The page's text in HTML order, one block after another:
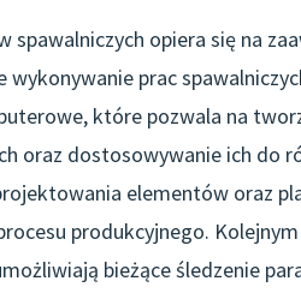
spawalniczych opiera się na
wykonywanie prac
które pozwala na
oraz dostosowywanie ich do
elementów oraz
produkcyjnego.
bieżące śledzenie